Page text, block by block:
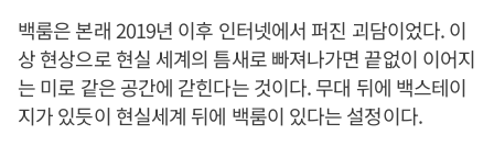
백룸은 본래 2019년 이후 인터넷에서 퍼진 괴담이었다. 이
상 현상으로 현실 세계의 틈새로 빠져나가면 끝없이 이어지
는 미로 같은 공간에 갇힌다는 것이다. 무대 뒤에 백스테이
지가 있듯이 현실세계 뒤에 백룸이 있다는 설정이다.